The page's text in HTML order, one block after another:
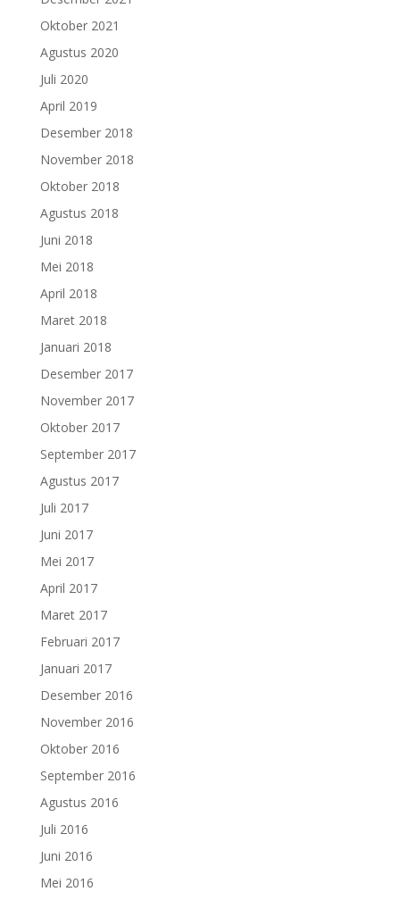
Oktober 2021
Agustus 2020
Juli 2020
April 2019
Desember 2018
November 2018
Oktober 2018
Agustus 2018
Juni 2018
Mei 2018
April 2018
Maret 2018
Januari 2018
Desember 2017
November 2017
Oktober 2017
September 2017
Agustus 2017
Juli 2017
Juni 2017
Mei 2017
April 2017
Maret 2017
Februari 2017
Januari 2017
Desember 2016
November 2016
Oktober 2016
September 2016
Agustus 2016
Juli 2016
Juni 2016
Mei 2016